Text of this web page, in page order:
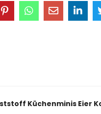
Küchenminis Eier